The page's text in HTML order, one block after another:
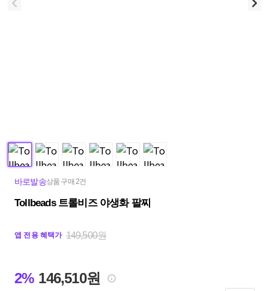
바로발송상품 구매 2건
Tollbeads 트롤비즈 야생화 팔찌
앱 전용 혜택가 149,500원
2% 146,510원